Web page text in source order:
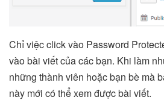
Chỉ việc click vào Password
vào bài viết của các bạn. Khi làm
những thành viên hoặc bạn bè mà
này mới có thể xem được bài viết.